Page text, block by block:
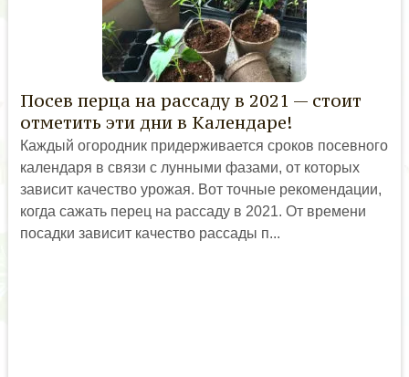
Посев перца на рассаду в 2021 — стоит
отметить эти дни в Календаре!
Каждый огородник придерживается сроков посевного
календаря в связи с лунными фазами, от которых
зависит качество урожая. Вот точные рекомендации,
когда сажать перец на рассаду в 2021. От времени
посадки зависит качество рассады п...